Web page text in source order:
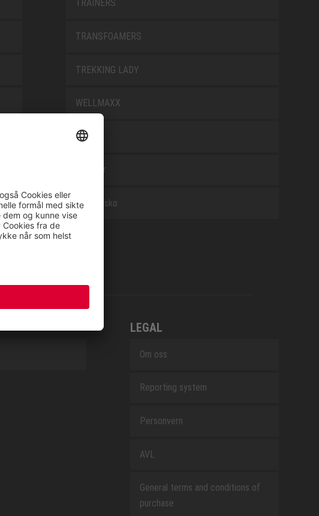
TRAINERS
TRANSFOAMERS
TREKKING LADY
WELLMAXX
WHITE
Tilbehør
Arbeidssko
LEGAL
Om oss
Reporting system
Personvern
AVL
General terms and conditions of
purchase